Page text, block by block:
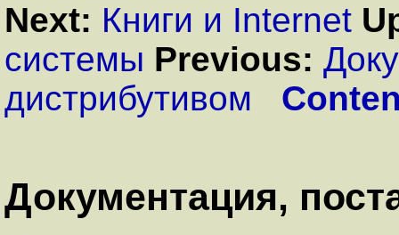
Next: Книги и Internet
системы Previous:
дистрибутивом
Документация,